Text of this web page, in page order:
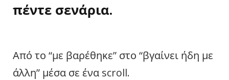
πέντε σενάρια.
Από το “με βαρέθηκε” στο “βγαίνει ήδη με
άλλη” μέσα σε ένα scroll.